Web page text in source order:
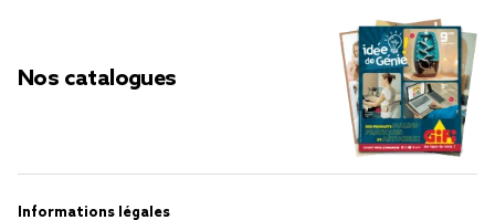
Nos catalogues
Informations légales